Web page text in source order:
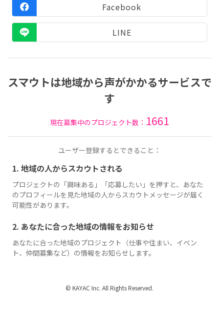
Facebook
LINE
スマウトは地域から声がかかるサービスで
す
現在募集中のプロジェクト数： 1661
ユーザー登録するとできること：
1. 地域の人からスカウトされる
プロジェクトの「興味ある」「応募したい」を押すと、あなた
のプロフィールを見た地域の人からスカウトメッセージが届く
可能性があります。
2. あなたに合った地域の情報をお知らせ
あなたに合った地域のプロジェクト（仕事や住まい、イベン
ト、仲間募集など）の情報をお知らせします。
© KAYAC Inc. All Rights Reserved.